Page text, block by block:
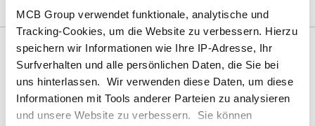
MCB Group verwendet funktionale, analytische und
Tracking-Cookies, um die Website zu verbessern. Hierzu
speichern wir Informationen wie Ihre IP-Adresse, Ihr
Surfverhalten und alle persönlichen Daten, die Sie bei
uns hinterlassen. Wir verwenden diese Daten, um diese
Informationen mit Tools anderer Parteien zu analysieren
und unsere Website zu verbessern. Sie können
Bruttopreisliste Downloads Spezifikationen
Bruttopreisliste: RfS
1.4301/1.4307(304/304L) HE-B
Träger lasergeschweißt